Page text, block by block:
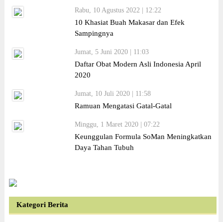
Rabu, 10 Agustus 2022 | 12:22
10 Khasiat Buah Makasar dan Efek
Sampingnya
Jumat, 5 Juni 2020 | 11:03
Daftar Obat Modern Asli Indonesia April
2020
Jumat, 10 Juli 2020 | 11:58
Ramuan Mengatasi Gatal-Gatal
Minggu, 1 Maret 2020 | 07:22
Keunggulan Formula SoMan Meningkatkan
Daya Tahan Tubuh
Kategori Berita